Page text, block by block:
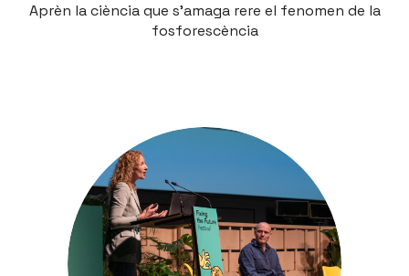
Aprèn la ciència que s'amaga rere el fenomen de la
fosforescència